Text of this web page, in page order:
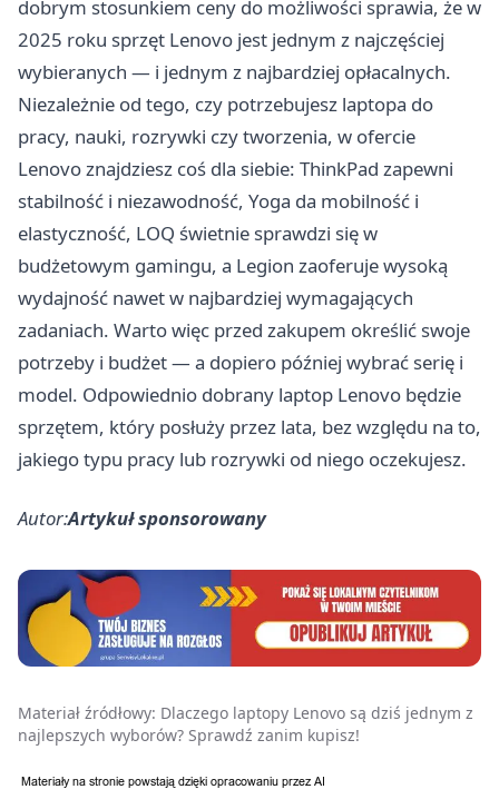
dobrym stosunkiem ceny do możliwości sprawia, że w
2025 roku sprzęt Lenovo jest jednym z najczęściej
wybieranych — i jednym z najbardziej opłacalnych.
Niezależnie od tego, czy potrzebujesz laptopa do
pracy, nauki, rozrywki czy tworzenia, w ofercie
Lenovo znajdziesz coś dla siebie: ThinkPad zapewni
stabilność i niezawodność, Yoga da mobilność i
elastyczność, LOQ świetnie sprawdzi się w
budżetowym gamingu, a Legion zaoferuje wysoką
wydajność nawet w najbardziej wymagających
zadaniach. Warto więc przed zakupem określić swoje
potrzeby i budżet — a dopiero później wybrać serię i
model. Odpowiednio dobrany laptop Lenovo będzie
sprzętem, który posłuży przez lata, bez względu na to,
jakiego typu pracy lub rozrywki od niego oczekujesz.
Autor:Artykuł sponsorowany
Materiał źródłowy: Dlaczego laptopy Lenovo są dziś jednym z
najlepszych wyborów? Sprawdź zanim kupisz!